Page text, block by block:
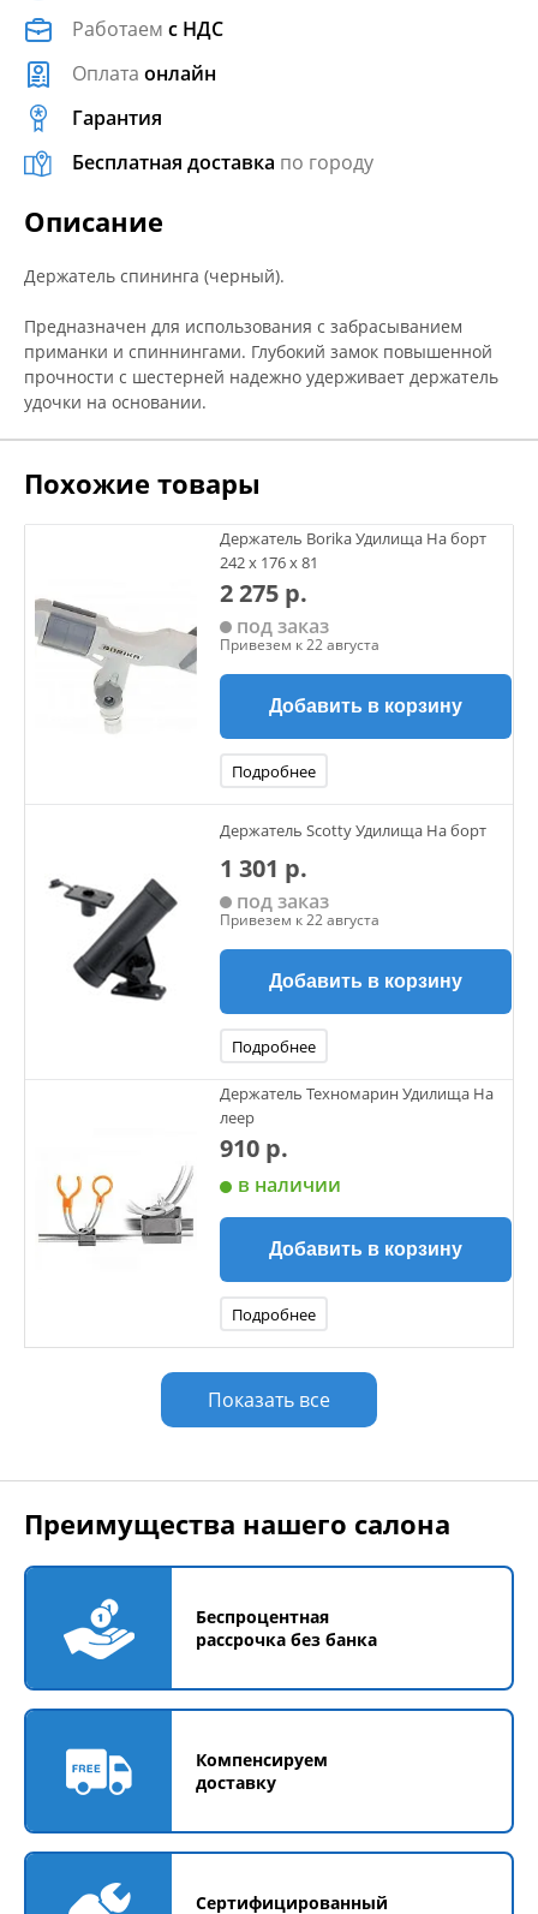
Работаем с НДС
Оплата онлайн
Гарантия
Бесплатная доставка по городу
Описание
Держатель спининга (черный).
Предназначен для использования с забрасыванием
приманки и спиннингами. Глубокий замок повышенной
прочности с шестерней надежно удерживает держатель
удочки на основании.
Похожие товары
Держатель Borika Удилища На борт
242 х 176 х 81
2 275 р.
под заказ
Привезем к 22 августа
Добавить в корзину
Подробнее
Держатель Scotty Удилища На борт
1 301 р.
под заказ
Привезем к 22 августа
Добавить в корзину
Подробнее
Держатель Техномарин Удилища На
леер
910 р.
в наличии
Добавить в корзину
Подробнее
Показать все
Преимущества нашего салона
Беспроцентная
рассрочка без банка
Компенсируем
доставку
Сертифицированный